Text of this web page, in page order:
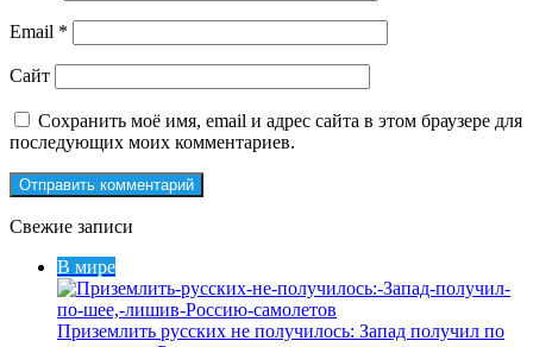
Email *
Сайт
Сохранить моё имя, email и адрес сайта в этом браузере для
последующих моих комментариев.
Свежие записи
В мире
Приземлить русских не получилось: Запад получил по